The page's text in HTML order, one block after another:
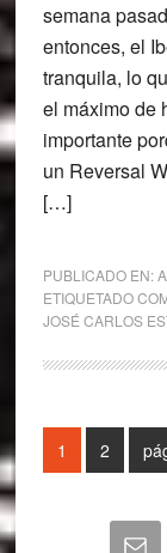
semana
entonces, el
tranquila, lo
el máximo de
importante
un Reversal
[…]
PUBLICADO EN:
ETIQUETADO
JOSÉ CARLOS
Página
1 Página
2
Ir
a
Barra